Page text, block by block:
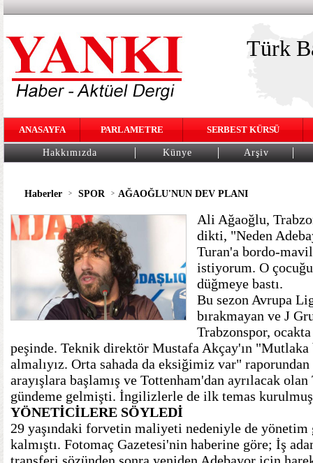
Türk
ANASAYFA PARLAMETRE SERBEST KÜRSÜ
Hakkımızda Künye Arşiv
Haberler > SPOR > AĞAOĞLU'NUN DEV PLANI
Ali Ağaoğlu,
dikti, "Neden
Turan'a bordo-
istiyorum. O
düğmeye bastı.
Bu sezon Avrupa
bırakmayan ve J
Trabzonspor,
peşinde. Teknik direktör Mustafa Akçay'ın
almalıyız. Orta sahada da eksiğimiz var"
arayışlara başlamış ve Tottenham'dan ayrılacak
gündeme gelmişti. İngilizlerle de ilk temas
YÖNETİCİLERE SÖYLEDİ
29 yaşındaki forvetin maliyeti nedeniyle de yönetim
kalmıştı. Fotomaç Gazetesi'nin haberine göre; İş